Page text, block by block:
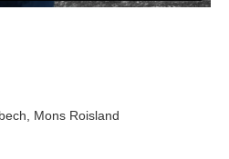
Mons Roisland